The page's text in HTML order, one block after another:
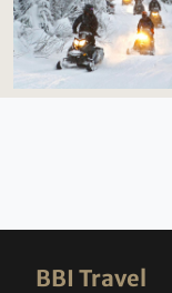
BBI Travel